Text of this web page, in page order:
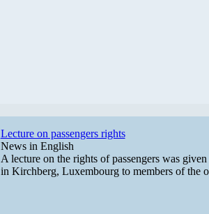
Lecture on passengers rights
News in English
A lecture on the rights of passengers was
in Kirchberg, Luxembourg to members of the